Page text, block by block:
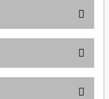
kullanarak tarafımıza